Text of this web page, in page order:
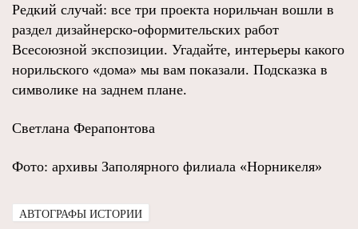
Редкий случай: все три проекта норильчан вошли в
раздел дизайнерско-оформительских работ
Всесоюзной экспозиции. Угадайте, интерьеры какого
норильского «дома» мы вам показали. Подсказка в
символике на заднем плане.
Светлана Ферапонтова
Фото: архивы Заполярного филиала «Норникеля»
АВТОГРАФЫ ИСТОРИИ